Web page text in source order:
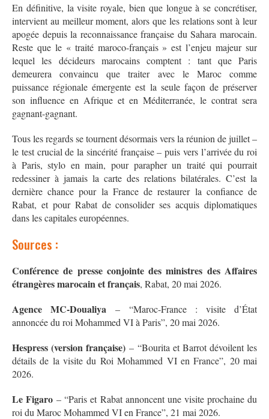
En définitive, la visite royale, bien que longue à se concrétiser,
intervient au meilleur moment, alors que les relations sont à leur
apogée depuis la reconnaissance française du Sahara marocain.
Reste que le « traité maroco-français » est l’enjeu majeur sur
lequel les décideurs marocains comptent : tant que Paris
demeurera convaincu que traiter avec le Maroc comme
puissance régionale émergente est la seule façon de préserver
son influence en Afrique et en Méditerranée, le contrat sera
gagnant-gagnant.
Tous les regards se tournent désormais vers la réunion de juillet –
le test crucial de la sincérité française – puis vers l’arrivée du roi
à Paris, stylo en main, pour parapher un traité qui pourrait
redessiner à jamais la carte des relations bilatérales. C’est la
dernière chance pour la France de restaurer la confiance de
Rabat, et pour Rabat de consolider ses acquis diplomatiques
dans les capitales européennes.
Sources :
Conférence de presse conjointe des ministres des Affaires
étrangères marocain et français, Rabat, 20 mai 2026.
Agence MC-Doualiya – “Maroc-France : visite d’État
annoncée du roi Mohammed VI à Paris”, 20 mai 2026.
Hespress (version française) – “Bourita et Barrot dévoilent les
détails de la visite du Roi Mohammed VI en France”, 20 mai
2026.
Le Figaro – “Paris et Rabat annoncent une visite prochaine du
roi du Maroc Mohammed VI en France”, 21 mai 2026.